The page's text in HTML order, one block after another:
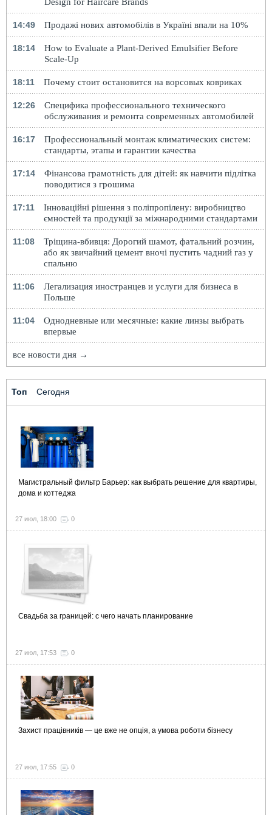
14:49 Продажі нових автомобілів в Україні впали на 10%
18:14
How to Evaluate a Plant-Derived Emulsifier Before
Scale-Up
18:11 Почему стоит остановится на ворсовых ковриках
12:26
Специфика профессионального технического
обслуживания и ремонта современных автомобилей
16:17
Профессиональный монтаж климатических систем:
стандарты, этапы и гарантии качества
17:14
Фінансова грамотність для дітей: як навчити підлітка
поводитися з грошима
17:11
Інноваційні рішення з поліпропілену: виробництво
ємностей та продукції за міжнародними стандартами
11:08
Тріщина-вбивця: Дорогий шамот, фатальний розчин,
або як звичайний цемент вночі пустить чадний газ у
спальню
11:06
Легализация иностранцев и услуги для бизнеса в
Польше
11:04
Однодневные или месячные: какие линзы выбрать
впервые
все новости дня →
Топ Сегодня
Магистральный фильтр Барьер: как выбрать решение для квартиры,
дома и коттеджа
27 июл, 18:00 0
Свадьба за границей: с чего начать планирование
27 июл, 17:53 0
Захист працівників — це вже не опція, а умова роботи бізнесу
27 июл, 17:55 0